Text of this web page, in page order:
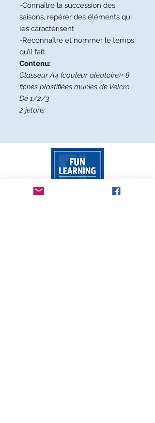
-Connaître la succession des
saisons, repérer des éléments qui
les caractérisent
-Reconnaître et nommer le temps
qu’il fait
Contenu:
Classeur A4 (couleur aléatoire)+ 8
fiches plastifiées munies de Velcro
Dé 1/2/3
2 jetons